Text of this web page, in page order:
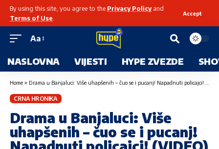
By using this site, you agree to the Privacy Policyand
Terms of Use
Accept
Aa
NASLOVNA VIJESTI HYPE ZVEZDE
Home » Drama u Banjaluci: Više uhapšenih – čuo se i pucanj! Napadnuti policajci! (VIDEO)
CRNA HRONIKA
Drama u Banjaluci: Više
uhapšenih – čuo se i pucanj!